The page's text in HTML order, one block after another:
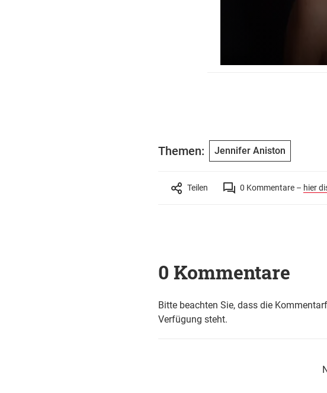
Themen: Jennifer Aniston
Teilen 0 Kommentare – hier
0 Kommentare
Bitte beachten Sie, dass die
Verfügung steht.